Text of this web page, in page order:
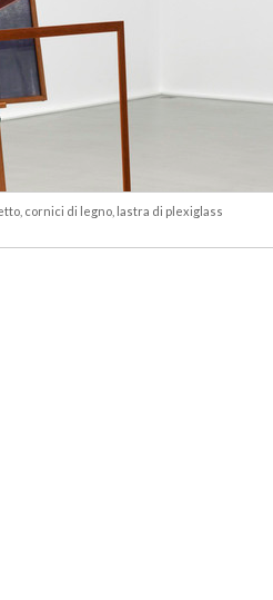
cornici di legno, lastra di plexiglass